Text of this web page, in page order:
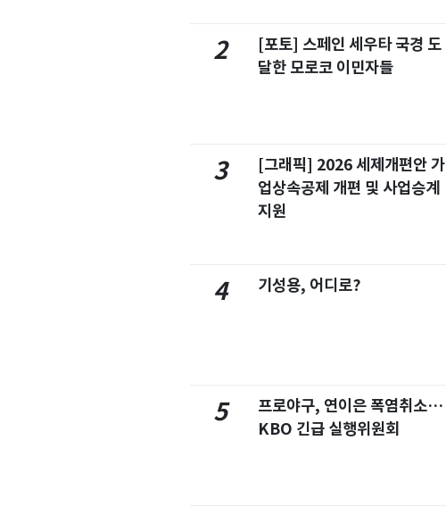
2
[포토] 스페인 세우타 국경 도
달한 모로코 이민자들
3
[그래픽] 2026 세제개편안 가
업상속공제 개편 및 사업승계
지원
4 기성용, 어디로?
5
프로야구, 연이은 폭염취소…
KBO 긴급 실행위원회